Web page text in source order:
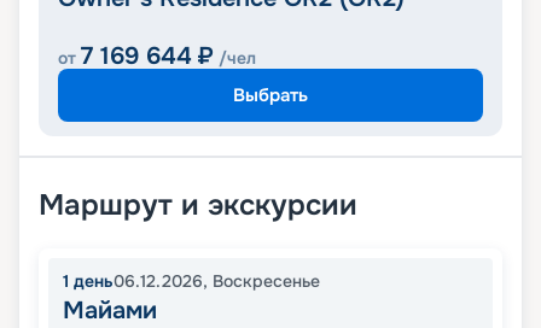
от 7 169 644 ₽ /чел
Выбрать
Маршрут и экскурсии
1 день06.12.2026, Воскресенье
Майами